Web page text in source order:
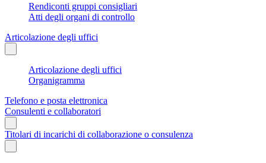
Rendiconti gruppi consigliari
Atti degli organi di controllo
Articolazione degli uffici
Articolazione degli uffici
Organigramma
Telefono e posta elettronica
Consulenti e collaboratori
Titolari di incarichi di collaborazione o consulenza